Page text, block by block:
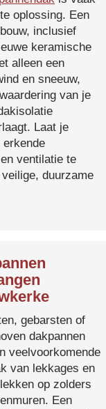
oplossing. Een
inclusief
keramische
alleen een
en sneeuw,
van je
Laat je
erkende
ventilatie te
duurzame
gebarsten of
dakpannen
veelvoorkomende
van lekkages en
op zolders
Een